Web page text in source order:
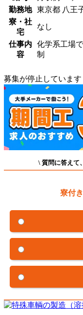
勤務地
東京都 八王
寮・社
宅
なし
仕事内
容
化学系工場
制
募集が停止しています
\ 質問に答えて、
寮付